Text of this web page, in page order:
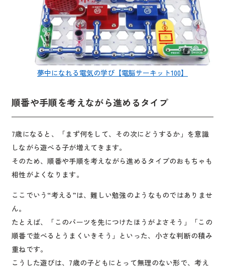
夢中になれる電気の学び【電脳サーキット100】
順番や手順を考えながら進めるタイプ
7歳になると、「まず何をして、その次にどうするか」を意識
しながら遊べる子が増えてきます。
そのため、順番や手順を考えながら進めるタイプのおもちゃも
相性がよくなります。
ここでいう“考える”は、難しい勉強のようなものではありませ
ん。
たとえば、「このパーツを先につけたほうがよさそう」「この
順番で並べるとうまくいきそう」といった、小さな判断の積み
重ねです。
こうした遊びは、7歳の子どもにとって無理のない形で、考え